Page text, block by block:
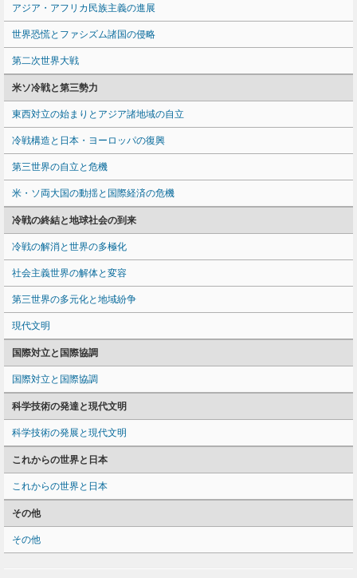
アジア・アフリカ民族主義の進展
世界恐慌とファシズム諸国の侵略
第二次世界大戦
米ソ冷戦と第三勢力
東西対立の始まりとアジア諸地域の自立
冷戦構造と日本・ヨーロッパの復興
第三世界の自立と危機
米・ソ両大国の動揺と国際経済の危機
冷戦の終結と地球社会の到来
冷戦の解消と世界の多極化
社会主義世界の解体と変容
第三世界の多元化と地域紛争
現代文明
国際対立と国際協調
国際対立と国際協調
科学技術の発達と現代文明
科学技術の発展と現代文明
これからの世界と日本
これからの世界と日本
その他
その他